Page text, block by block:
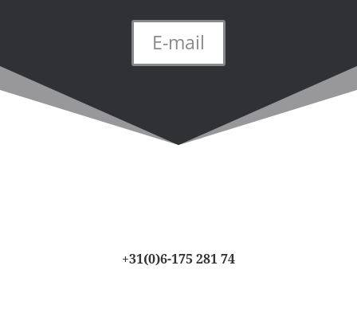
E-mail
+31(0)6-175 281 74